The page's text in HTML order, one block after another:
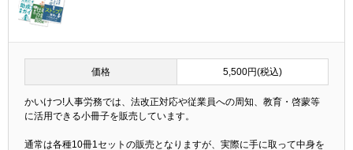
価格 5,500円(税込)
かいけつ!人事労務では、法改正対応や従業員への周知、教育・啓蒙等
に活用できる小冊子を販売しています。
通常は各種10冊1セットの販売となりますが、実際に手に取って中身を